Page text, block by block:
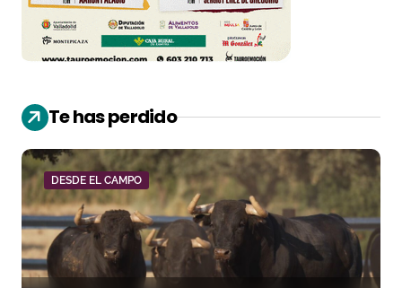
Te has perdido
DESDE EL CAMPO